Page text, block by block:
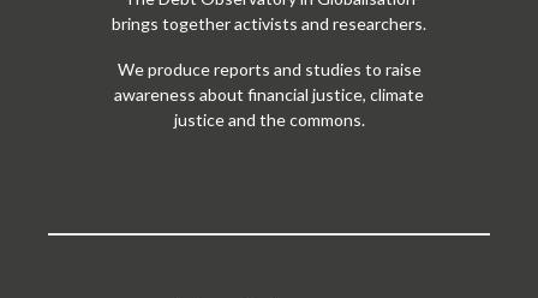
brings together activists and researchers.
We produce reports and studies to raise
awareness about financial justice, climate
justice and the commons.